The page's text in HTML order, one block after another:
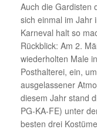
Auch die Gardisten
sich einmal im Jahr
Karneval halt so
Rückblick: Am 2.
wiederholten Male
Posthalterei, ein,
ausgelassener
diesem Jahr stand
PG-KA-FE) unter
besten drei